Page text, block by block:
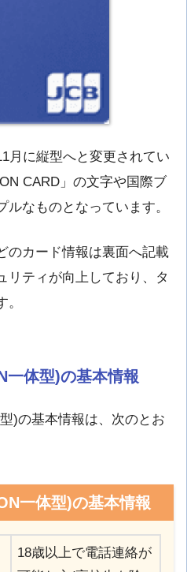
月に縦型へと変更されてい
CARD」の文字や国際ブ
なものとなっています。
のカード情報は裏面へ記載
リティが向上しており、タ
一体型)の基本情報
)の基本情報は、次のとお
一体型)の基本情報
18歳以上で電話連絡が